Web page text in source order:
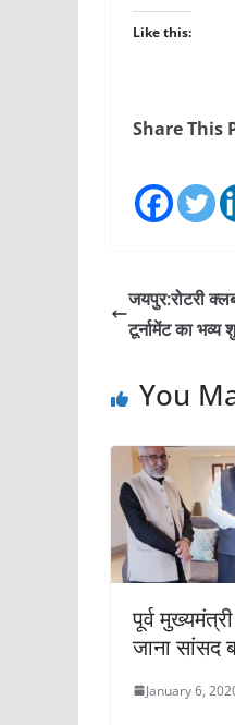
Like this:
Share This
जयपुर:रोटरी
टूर्नामेंट का भव्य
You
पूर्व
जाना सांसद
January 6,